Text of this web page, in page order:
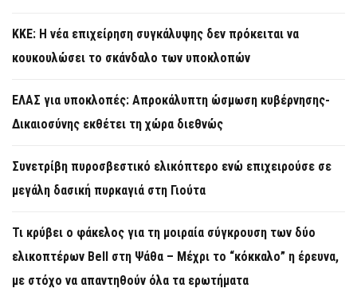
KKE: Η νέα επιχείρηση συγκάλυψης δεν πρόκειται να
κουκουλώσει το σκάνδαλο των υποκλοπών
ΕΛΑΣ για υποκλοπές: Απροκάλυπτη ώσμωση κυβέρνησης-
Δικαιοσύνης εκθέτει τη χώρα διεθνώς
Συνετρίβη πυροσβεστικό ελικόπτερο ενώ επιχειρούσε σε
μεγάλη δασική πυρκαγιά στη Γιούτα
Τι κρύβει ο φάκελος για τη μοιραία σύγκρουση των δύο
ελικοπτέρων Bell στη Ψάθα – Μέχρι το “κόκκαλο” η έρευνα,
με στόχο να απαντηθούν όλα τα ερωτήματα